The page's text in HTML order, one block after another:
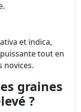
et indica,
tout en
novices.
graines
?